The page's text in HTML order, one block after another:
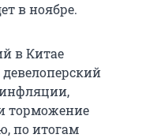
в ноябре.
в Китае
инфляции,
торможение
по итогам